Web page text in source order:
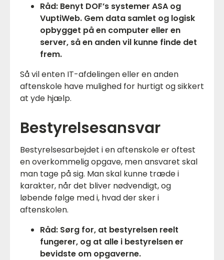
Råd: Benyt DOF’s systemer ASA og
VuptiWeb. Gem data samlet og logisk
opbygget på en computer eller en
server, så en anden vil kunne finde det
frem.
Så vil enten IT-afdelingen eller en anden
aftenskole have mulighed for hurtigt og sikkert
at yde hjælp.
Bestyrelsesansvar
Bestyrelsesarbejdet i en aftenskole er oftest
en overkommelig opgave, men ansvaret skal
man tage på sig. Man skal kunne træde i
karakter, når det bliver nødvendigt, og
løbende følge med i, hvad der sker i
aftenskolen.
Råd: Sørg for, at bestyrelsen reelt
fungerer, og at alle i bestyrelsen er
bevidste om opgaverne.